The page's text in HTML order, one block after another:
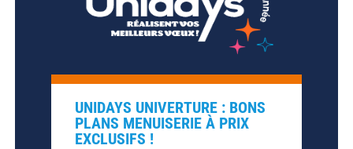
UNIDAYS UNIVERTURE : BONS
PLANS MENUISERIE À PRIX
EXCLUSIFS !